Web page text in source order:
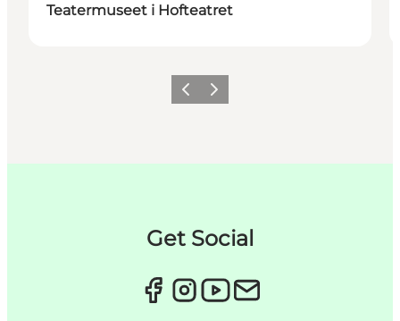
Teatermuseet i Hofteatret
ForrigeNæste
Get Social